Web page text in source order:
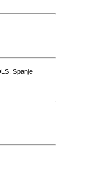
Spanje